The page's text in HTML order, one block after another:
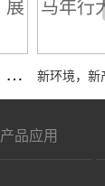
江
苏国际频道＆荔枝网聚焦｜南京全控科技有限公司接受专访，展现核心实力
产品应用